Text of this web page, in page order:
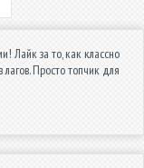
Лайк за то, как классно
Просто топчик для